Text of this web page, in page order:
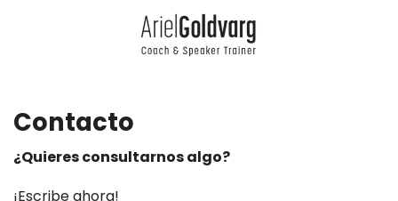
Contacto
¿Quieres consultarnos algo?
¡Escribe ahora!